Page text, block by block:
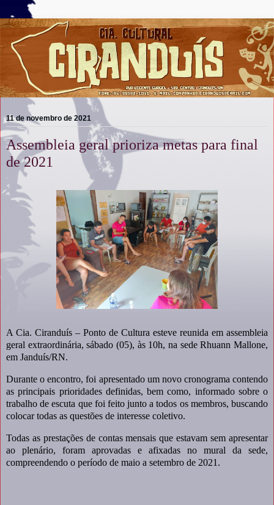
11 de novembro de 2021
Assembleia geral prioriza metas para final
de 2021
A Cia. Ciranduís – Ponto de Cultura esteve reunida em assembleia
geral extraordinária, sábado (05), às 10h, na sede Rhuann Mallone,
em Janduís/RN.
Durante o encontro, foi apresentado um novo cronograma contendo
as principais prioridades definidas, bem como, informado sobre o
trabalho de escuta que foi feito junto a todos os membros, buscando
colocar todas as questões de interesse coletivo.
Todas as prestações de contas mensais que estavam sem apresentar
ao plenário, foram aprovadas e afixadas no mural da sede,
compreendendo o período de maio a setembro de 2021.